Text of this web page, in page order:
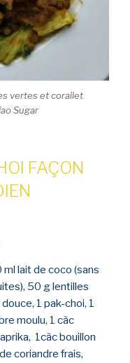
vertes et corailet
Sugar
FAÇON
ml lait de coco (sans
50 g lentilles
1 pak-choi, 1
moulu, 1 càc
1càc bouillon
coriandre frais,